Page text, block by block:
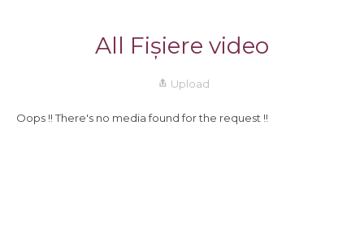
All Fișiere video
Upload
Oops !! There's no media found for the request !!